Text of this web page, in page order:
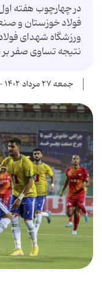
در چهارچوب هفته
ورزشگاه شهدای
نتیجه تساوی صفر بر
جمعه ۲۷ مرداد ۱۴۰۲ - ۱۴:۴۰